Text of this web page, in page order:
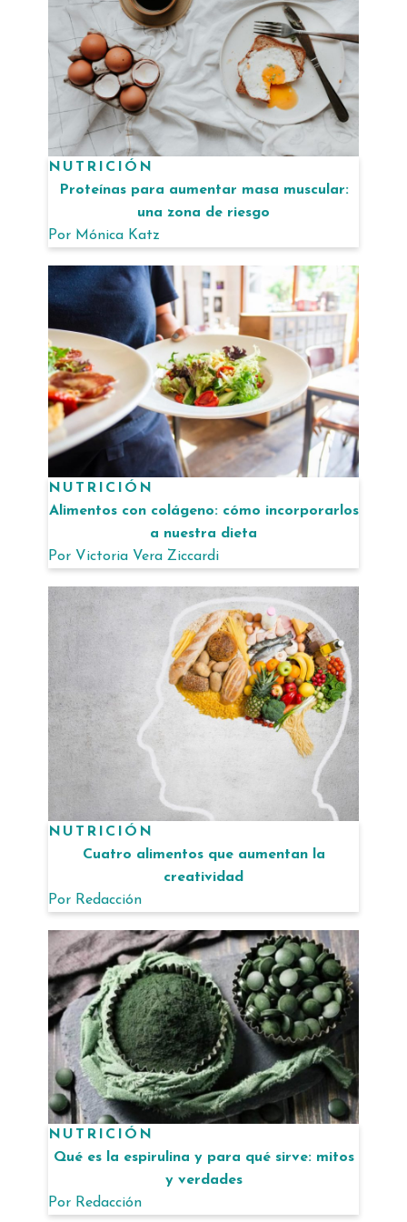
NUTRICIÓN
Proteínas para aumentar masa muscular:
una zona de riesgo
Por Mónica Katz
NUTRICIÓN
Alimentos con colágeno: cómo incorporarlos
a nuestra dieta
Por Victoria Vera Ziccardi
NUTRICIÓN
Cuatro alimentos que aumentan la
creatividad
Por Redacción
NUTRICIÓN
Qué es la espirulina y para qué sirve: mitos
y verdades
Por Redacción